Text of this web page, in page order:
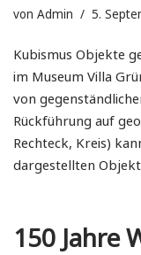
von Admin 5.
Kubismus Objekte
im Museum Villa
von
Rückführung auf
Rechteck, Kreis)
dargestellten
150 Jahre